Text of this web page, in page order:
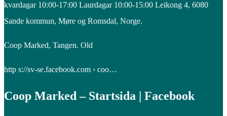
kvardagar 10:00-17:00 Laurdagar 10:00-15:00 Leikong 4, 6080
Sande kommun, Møre og Romsdal, Norge.
Coop Marked, Tangen. Old
http s://sv-se.facebook.com › coo…
Coop Marked – Startsida | Facebook